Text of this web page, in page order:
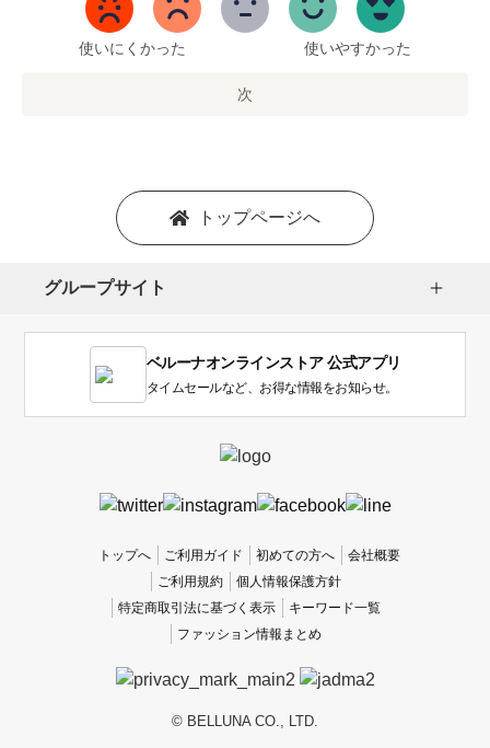
い
使いにくかった 使いやすかった
次
トップページへ
グループサイト
ベルーナオンラインストア 公式アプリ
タイムセールなど、お得な情報をお知らせ。
トップへ ご利用ガイド 初めての方へ
会社概要
ご利用規約
個人情報保護方針
特定商取引法に基づく表示
キーワード一覧
ファッション情報まとめ
© BELLUNA CO., LTD.